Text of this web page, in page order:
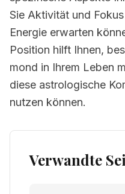
Sie Aktivität und
Energie erwarten
Position hilft Ihnen,
mond in Ihrem Leben
diese astrologische
nutzen können.
Verwandte